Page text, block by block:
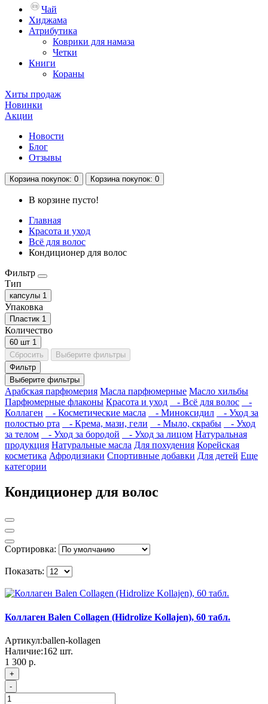
Чай
Хиджама
Атрибутика
Коврики для намаза
Четки
Книги
Кораны
Хиты продаж
Новинки
Акции
Новости
Блог
Отзывы
Корзина покупок: 0 Корзина покупок: 0
В корзине пусто!
Главная
Красота и уход
Всё для волос
Кондиционер для волос
Фильтр
Тип
капсулы 1
Упаковка
Пластик 1
Количество
60 шт 1
Сбросить
Выберите фильтры
Фильтр
Выберите фильтры
Арабская парфюмерия Масла парфюмерные Масло хильбы
Парфюмерные флаконы Красота и уход - Всё для волос
-
Коллаген
- Косметические масла - Миноксидил
- Уход за
полостью рта
- Крема, мази, гели - Мыло, скрабы
- Уход
за телом
- Уход за бородой - Уход за лицом Натуральная
продукция Натуральные масла Для похудения Корейская
косметика Афродизиаки Спортивные добавки Для детей Еще
категории
Кондиционер для волос
Сортировка:
Показать:
Коллаген Balen Collagen (Hidrolize Kollajen), 60 табл.
Артикул:ballen-kollagen
Наличие:162 шт.
1 300 р.
+
-